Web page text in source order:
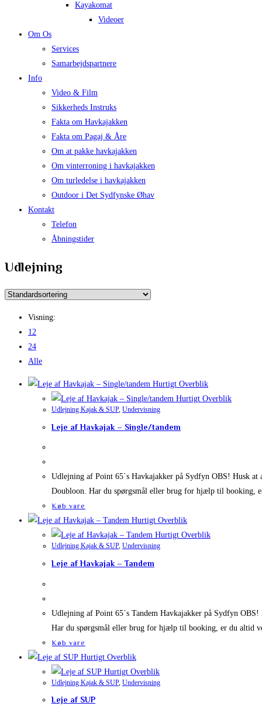
Kayakomat
Videoer
Om Os
Services
Samarbejdspartnere
Info
Video & Film
Sikkerheds Instruks
Fakta om Havkajakken
Fakta om Pagaj & Åre
Om at pakke havkajakken
Om vinterroning i havkajakken
Om turledelse i havkajakken
Outdoor i Det Sydfynske Øhav
Kontakt
Telefon
Åbningstider
Udlejning
Visning:
12
24
Alle
Hurtigt Overblik
Hurtigt Overblik
Udlejning Kajak & SUP, Undervisning
Leje af Havkajak – Single/tandem
Udlejning af Point 65`s Havkajakker på Sydfyn OBS! Husk
Doubloon. Har du spørgsmål eller brug for hjælp til booking,
Køb vare
Hurtigt Overblik
Hurtigt Overblik
Udlejning Kajak & SUP, Undervisning
Leje af Havkajak – Tandem
Udlejning af Point 65`s Tandem Havkajakker på Sydfyn
Har du spørgsmål eller brug for hjælp til booking, er du altid
Køb vare
Hurtigt Overblik
Hurtigt Overblik
Udlejning Kajak & SUP, Undervisning
Leje af SUP